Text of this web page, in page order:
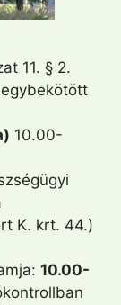
11. § 2.
10.00-
K. krt. 44.)
10.00-